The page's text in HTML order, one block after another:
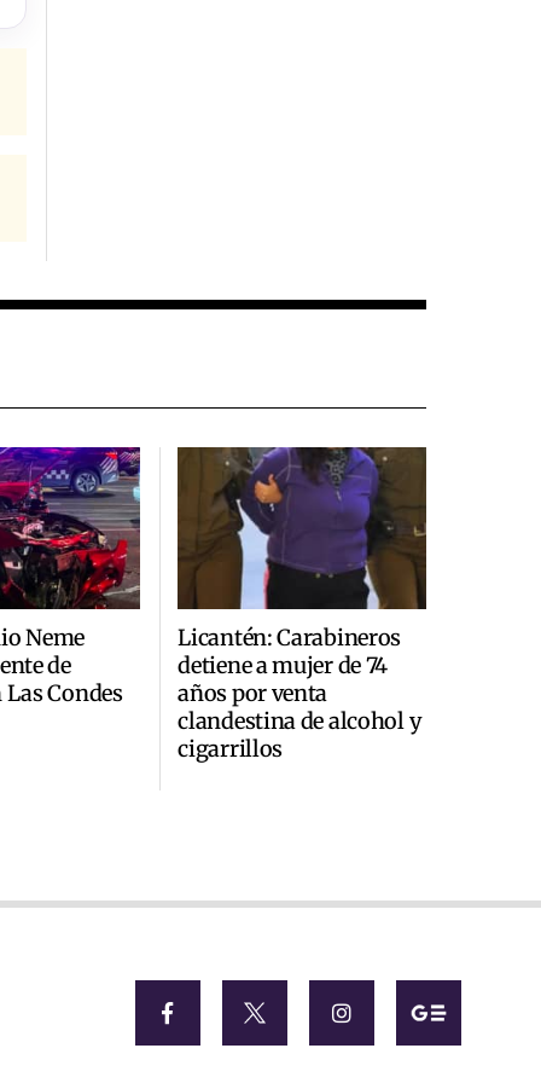
Neme
de
Condes
Licantén: Carabineros
detiene a mujer de 74
años por venta
clandestina de alcohol y
cigarrillos